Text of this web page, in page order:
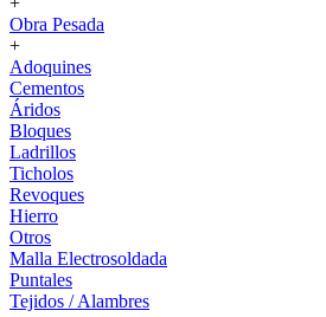
Obra Pesada
+
Adoquines
Cementos
Áridos
Bloques
Ladrillos
Ticholos
Revoques
Hierro
Otros
Malla Electrosoldada
Puntales
Tejidos / Alambres